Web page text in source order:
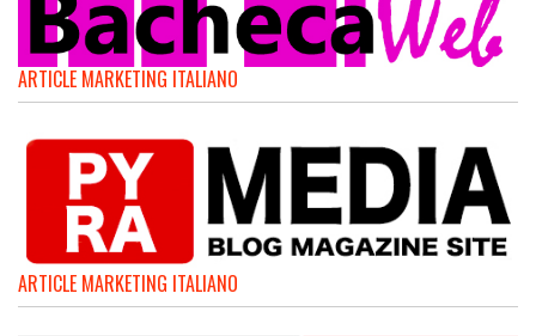
ARTICLE MARKETING ITALIANO
ARTICLE MARKETING ITALIANO